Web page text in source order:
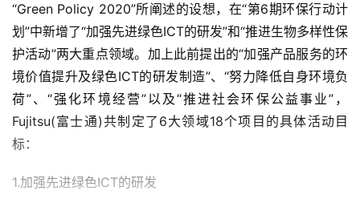
“Green Policy 2020”所阐述的设想，在“第6期环保行动计
划”中新增了“加强先进绿色ICT的研发”和“推进生物多样性保
护活动”两大重点领域。加上此前提出的“加强产品服务的环
境价值提升及绿色ICT的研发制造”、“努力降低自身环境负
荷”、“强化环境经营”以及“推进社会环保公益事业”，
Fujitsu(富士通)共制定了6大领域18个项目的具体活动目
标：
1.加强先进绿色ICT的研发